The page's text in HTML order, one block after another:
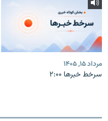
مرداد ۱۵, ۱۴۰۵
سرخط خبرها ۲:۰۰